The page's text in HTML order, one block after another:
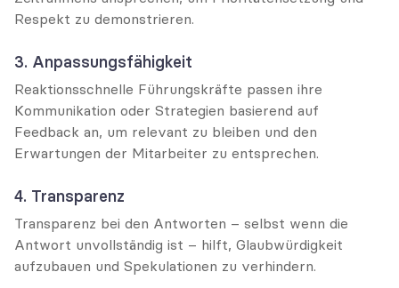
Respekt zu demonstrieren.
3. Anpassungsfähigkeit
Reaktionsschnelle Führungskräfte passen ihre
Kommunikation oder Strategien basierend auf
Feedback an, um relevant zu bleiben und den
Erwartungen der Mitarbeiter zu entsprechen.
4. Transparenz
Transparenz bei den Antworten – selbst wenn die
Antwort unvollständig ist – hilft, Glaubwürdigkeit
aufzubauen und Spekulationen zu verhindern.